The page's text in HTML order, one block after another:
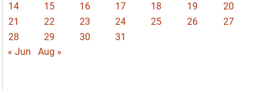
14
15 16 17 18 19
20
21
22 23 24 25 26
27
28
29 30
31
« Jun
Aug »